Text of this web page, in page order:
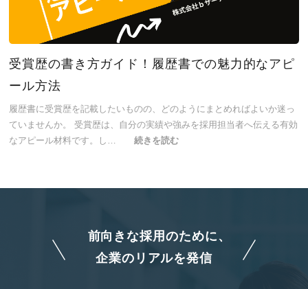
受賞歴の書き方ガイド！履歴書での魅力的なアピ
ール方法
履歴書に受賞歴を記載したいものの、どのようにまとめればよいか迷っ
ていませんか。 受賞歴は、自分の実績や強みを採用担当者へ伝える有効
なアピール材料です。し… 続きを読む
前向きな採用のために、
企業のリアルを発信